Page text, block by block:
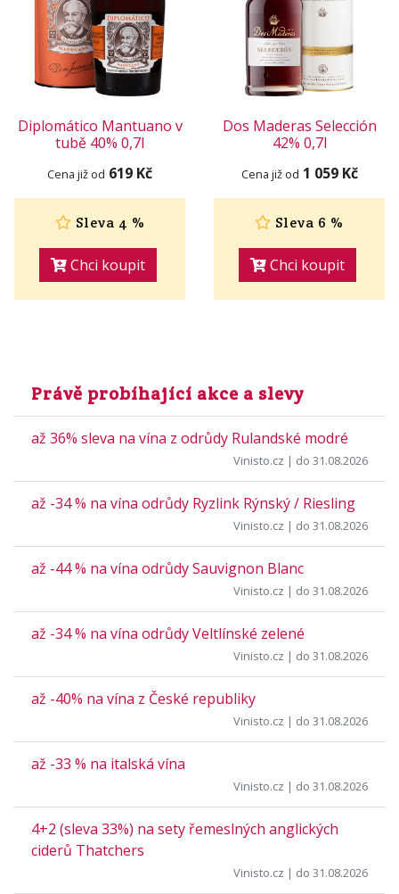
Diplomático Mantuano v
tubě 40% 0,7l
Cena již od 619 Kč
Sleva 4 %
Chci koupit
Dos Maderas Selección
42% 0,7l
Cena již od 1 059 Kč
Sleva 6 %
Chci koupit
Právě probíhající akce a slevy
až 36% sleva na vína z odrůdy Rulandské modré
Vinisto.cz | do 31.08.2026
až -34 % na vína odrůdy Ryzlink Rýnský / Riesling
Vinisto.cz | do 31.08.2026
až -44 % na vína odrůdy Sauvignon Blanc
Vinisto.cz | do 31.08.2026
až -34 % na vína odrůdy Veltlínské zelené
Vinisto.cz | do 31.08.2026
až -40% na vína z České republiky
Vinisto.cz | do 31.08.2026
až -33 % na italská vína
Vinisto.cz | do 31.08.2026
4+2 (sleva 33%) na sety řemeslných anglických
ciderů Thatchers
Vinisto.cz | do 31.08.2026